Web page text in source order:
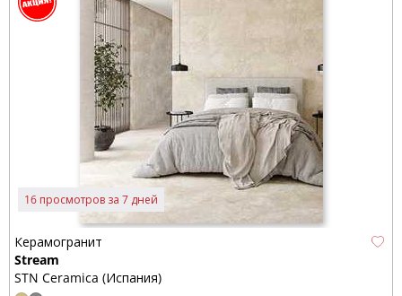
16 просмотров за 7 дней
Керамогранит
Stream
STN Ceramica (Испания)